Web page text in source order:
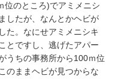
位のところ)でアミメニシ
したが、なんとかヘビが
た。なにせアミメニシキ
とですし、逃げたアパー
うちの事務所から100ｍ位
のままヘビが見つからな